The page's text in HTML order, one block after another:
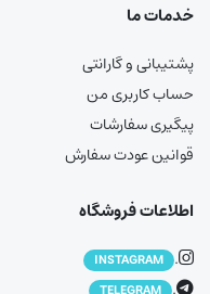
خدمات ما
پشتیبانی و گارانتی
حساب کاربری من
پیگیری سفارشات
قوانین عودت سفارش
اطلاعات فروشگاه
.
INSTAGRAM